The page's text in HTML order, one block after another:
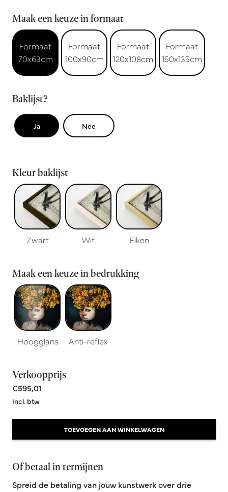
Maak een keuze in formaat
Formaat
70x63cm
Formaat
100x90cm
Formaat
120x108cm
Formaat
150x135cm
Baklijst?
Ja Nee
Kleur baklijst
Zwart Wit Eiken
Maak een keuze in bedrukking
Hoogglans Anti-reflex
Verkoopprijs
€595,01
Incl. btw
TOEVOEGEN AAN WINKELWAGEN
Of betaal in termijnen
Spreid de betaling van jouw kunstwerk over drie